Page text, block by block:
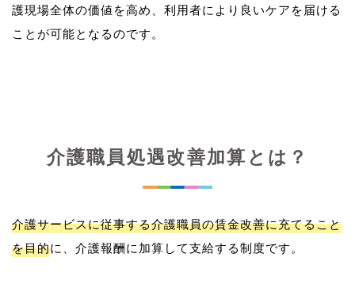
護現場全体の価値を高め、利用者により良いケアを届ける
介護職員処遇改善加算とは？
介護サービスに従事する介護職員の賃金改善に充てること
を目的に、介護報酬に加算して支給する制度です。